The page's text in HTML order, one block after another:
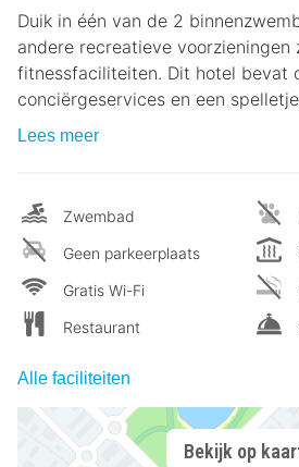
Duik in één van de 2
andere recreatieve voorzieningen
fitnessfaciliteiten. Dit hotel bevat
conciërgeservices en een
Lees meer
Zwembad
Geen parkeerplaats
Gratis Wi-Fi
Restaurant
Alle faciliteiten
Bekijk op